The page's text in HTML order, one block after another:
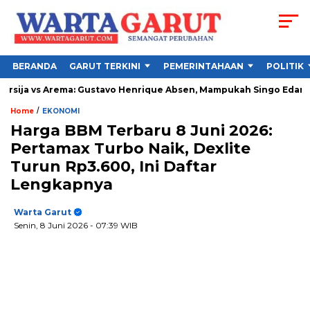
BERANDA GARUT TERKINI PEMERINTAHAAN POLITIK
Gustavo Henrique Absen, Mampukah Singo Edan Bertahan?
Home / EKONOMI
Harga BBM Terbaru 8 Juni 2026:
Pertamax Turbo Naik, Dexlite
Turun Rp3.600, Ini Daftar
Lengkapnya
Warta Garut
Senin, 8 Juni 2026 - 07:39 WIB